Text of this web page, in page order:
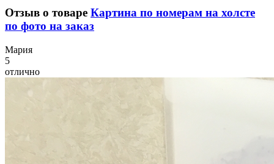
Отзыв о товаре Картина по номерам на холсте
по фото на заказ
Мария
5
отлично